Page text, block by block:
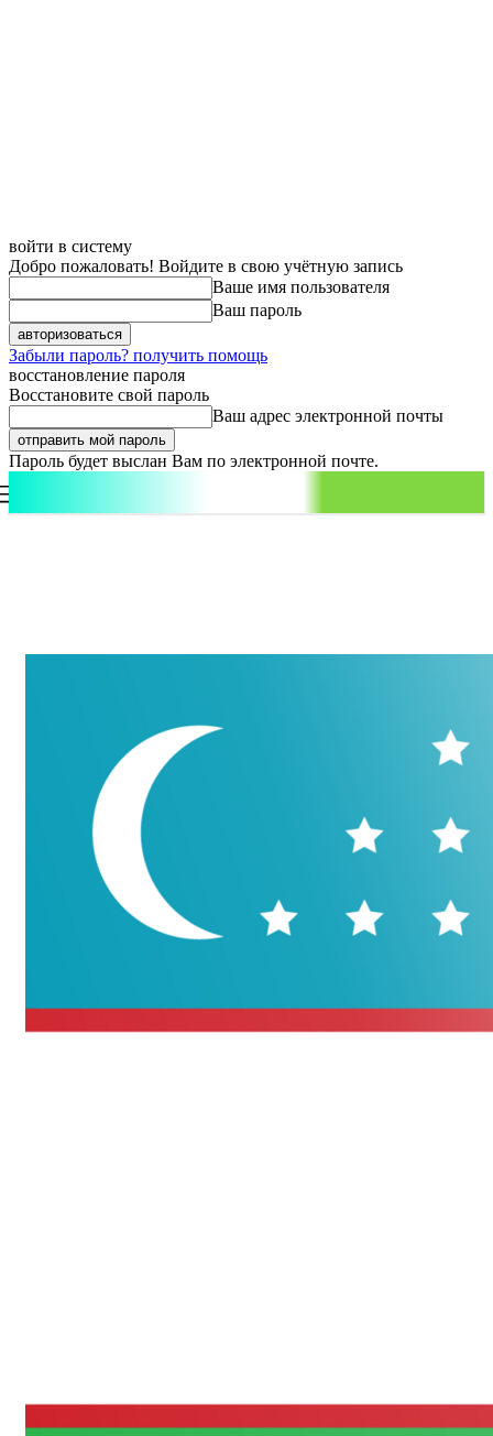
войти в систему
Добро пожаловать! Войдите в свою учётную запись
Ваше имя пользователя
Ваш пароль
Забыли пароль? получить помощь
восстановление пароля
Восстановите свой пароль
Ваш адрес электронной почты
Пароль будет выслан Вам по электронной почте.